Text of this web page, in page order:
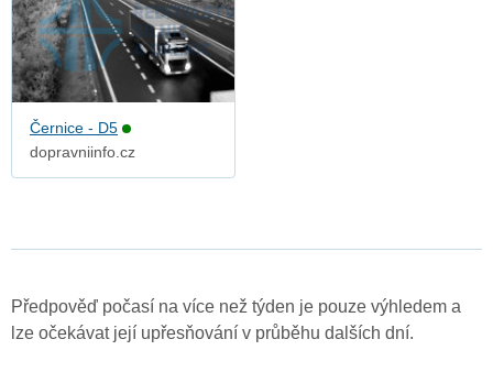
Černice - D5
dopravniinfo.cz
Předpověď počasí na více než týden je pouze výhledem a
lze očekávat její upřesňování v průběhu dalších dní.